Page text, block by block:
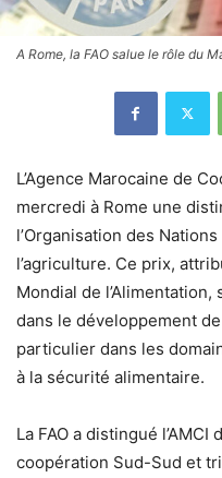
A Rome, la FAO salue le rôle du
L’Agence Marocaine de
mercredi à Rome une
l’Organisation des
l’agriculture. Ce prix,
Mondial de l’Alimentation,
dans le développement
particulier dans les
à la sécurité alimentaire.
La FAO a distingué
coopération Sud-Sud et